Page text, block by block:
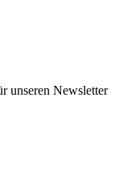
unseren Newsletter